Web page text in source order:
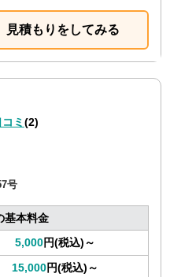
見積もりをしてみる
ミ (2)
号
基本料金
5,000円(税込)～
15,000円(税込)～